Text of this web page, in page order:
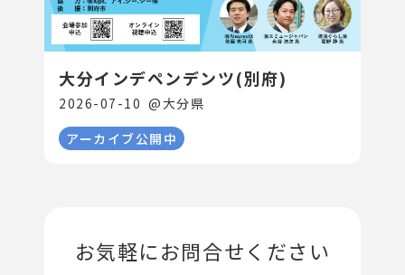
大分インデペンデンツ(別府)
2026-07-10 @大分県
アーカイブ公開中
お気軽にお問合せください